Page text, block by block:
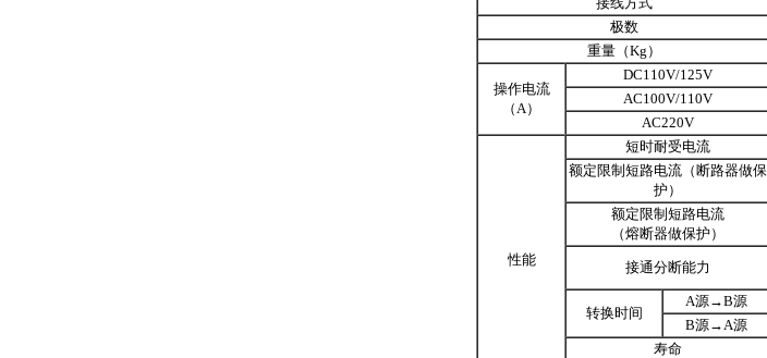
极数
重量（Kg）
操作电流
（A）
DC110V/125V
AC100V/110V
AC220V
性能
短时耐受电流
额定限制短路电流（断路器做保
护）
额定限制短路电流
（熔断器做保护）
接通分断能力
转换时间
A源→B源
B源→A源
寿命